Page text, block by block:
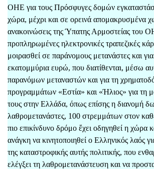
ΟΗΕ για τους Πρόσφυγες δομών
χώρα, μέχρι και σε ορεινά απομακρυσμένα
ανακοινώσεις της Ύπατης Αρμοστείας του
προπληρωμένες ηλεκτρονικές τραπεζικές
μοιρασθεί σε παράνομους μετανάστες και
εκατομμύρια ευρώ, που διατίθενται, μέσω
παρανόμων μεταναστών και για τη
προγραμμάτων «Εστία» και «Ήλιος» για τη
τους στην Ελλάδα, όπως επίσης η διανομή
λαθρομετανάστες, 100 στρεμμάτων στον
πιο επικίνδυνο δρόμο ἔχει οδηγηθεί η χώρα
ανάγκη να κινητοποιηθεί ο Ελληνικός λαός
της καταστροφικής αυτής πολιτικής, που
ελέγξει τη λαθρομετανάστευση και να